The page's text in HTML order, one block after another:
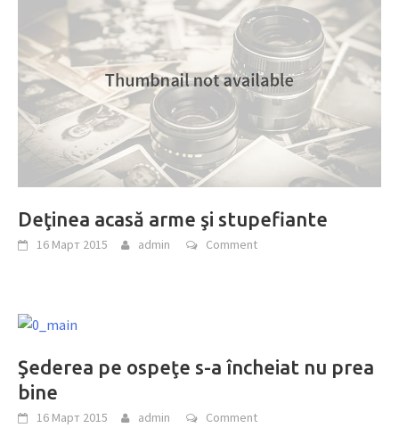
Deţinea acasă arme şi stupefiante
16 Март 2015 admin Comment
Şederea pe ospeţe s-a încheiat nu prea
bine
16 Март 2015 admin Comment